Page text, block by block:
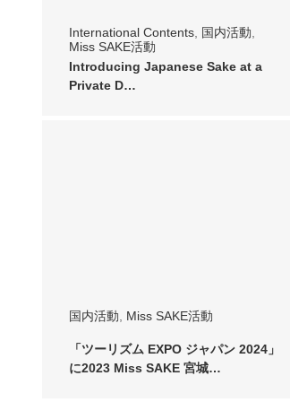
International Contents 国内活動
Miss SAKE活動
Introducing Japanese Sake at a
Private D…
国内活動 Miss SAKE活動
「ツーリズム EXPO ジャパン 2024」
に2023 Miss SAKE 宮城…